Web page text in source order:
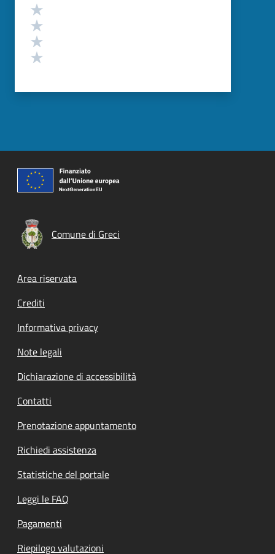
Comune di Greci
Footer menu
Area riservata
Crediti
Informativa privacy
Note legali
Dichiarazione di accessibilità
Contatti
Prenotazione appuntamento
Richiedi assistenza
Statistiche del portale
Leggi le FAQ
Pagamenti
Riepilogo valutazioni